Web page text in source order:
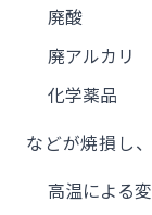
廃酸
廃アルカリ
化学薬品
などが焼損し
高温による